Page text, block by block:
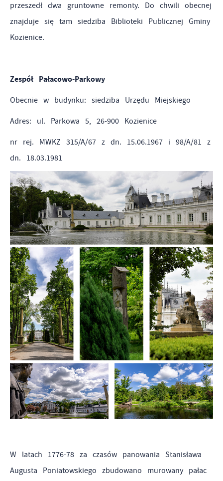
przeszedł dwa gruntowne remonty. Do chwili obecnej
znajduje się tam siedziba Biblioteki Publicznej Gminy
Kozienice.
Zespół Pałacowo-Parkowy
Obecnie w budynku: siedziba Urzędu Miejskiego
Adres: ul. Parkowa 5, 26-900 Kozienice
nr rej. MWKZ 315/A/67 z dn. 15.06.1967 i 98/A/81 z
dn. 18.03.1981
W latach 1776-78 za czasów panowania Stanisława
Augusta Poniatowskiego zbudowano murowany pałac